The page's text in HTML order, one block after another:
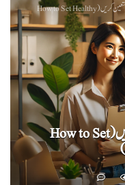
کام کی جگہ پر صحت مند حدود کیسے متعین کریں (How to Set Healthy
کام کی جگہ پر صحت مند حدود کیسے متعین کریں (How to Set